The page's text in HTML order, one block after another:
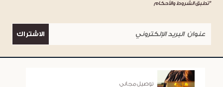
*تطبق الشروط والأحكام
الاشتراك
توصيل مجاني